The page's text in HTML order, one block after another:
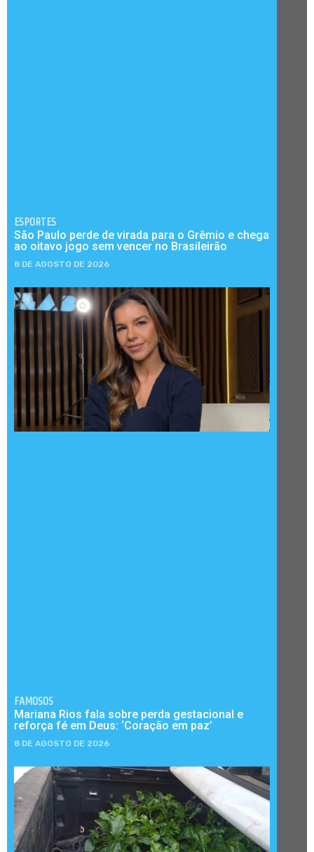
ESPORTES
São Paulo perde de virada para o Grêmio e chega
ao oitavo jogo sem vencer no Brasileirão
8 DE AGOSTO DE 2026
FAMOSOS
Mariana Rios fala sobre perda gestacional e
reforça fé em Deus: ‘Coração em paz’
8 DE AGOSTO DE 2026